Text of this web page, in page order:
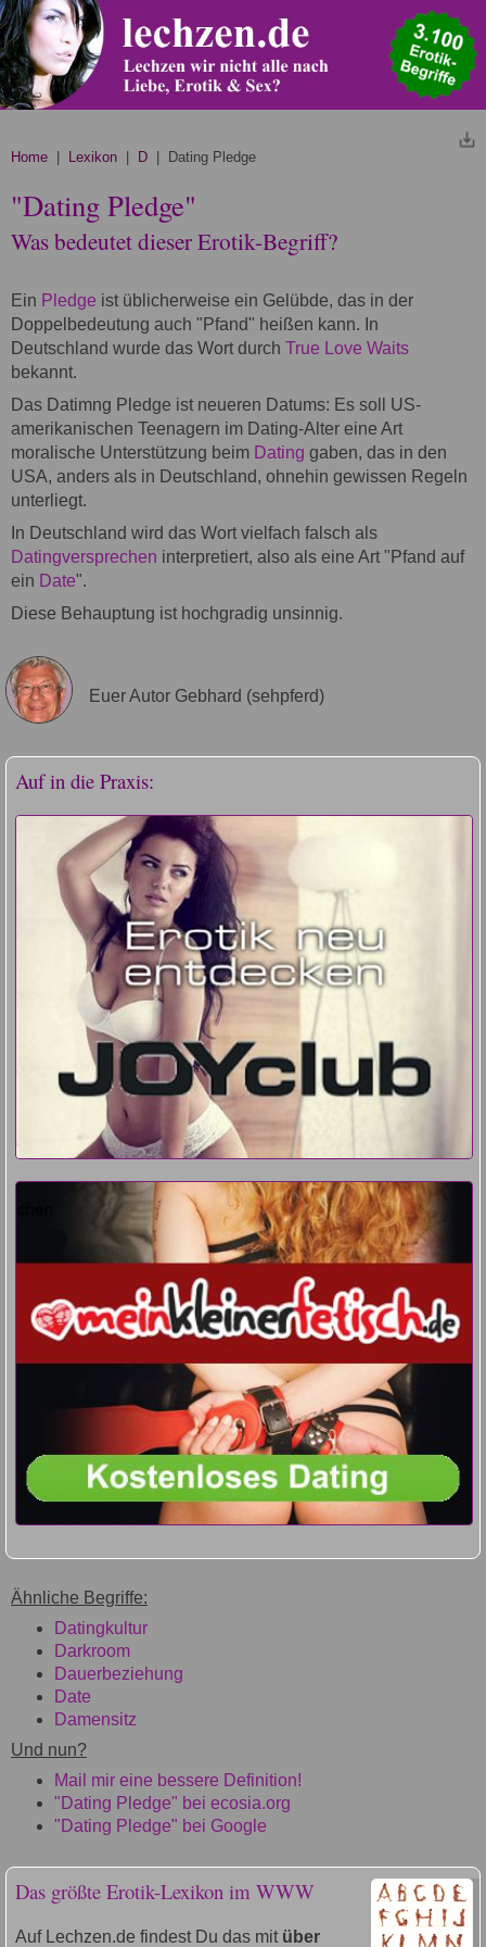
Home Lexikon D | Dating Pledge
"Dating Pledge"
Was bedeutet dieser Erotik-Begriff?
Ein Pledge ist üblicherweise ein Gelübde, das in der
Doppelbedeutung auch "Pfand" heißen kann. In
Deutschland wurde das Wort durch True Love Waits
bekannt.
Das Datimng Pledge ist neueren Datums: Es soll US-
amerikanischen Teenagern im Dating-Alter eine Art
moralische Unterstützung beim Dating gaben, das in den
USA, anders als in Deutschland, ohnehin gewissen Regeln
unterliegt.
In Deutschland wird das Wort vielfach falsch als
Datingversprechen interpretiert, also als eine Art "Pfand auf
ein Date".
Diese Behauptung ist hochgradig unsinnig.
Euer Autor Gebhard (sehpferd)
Auf in die Praxis:
Ähnliche Begriffe:
Datingkultur
Darkroom
Dauerbeziehung
Date
Damensitz
Und nun?
Mail mir eine bessere Definition!
"Dating Pledge" bei ecosia.org
"Dating Pledge" bei Google
Das größte Erotik-Lexikon im WWW
Auf Lechzen.de findest Du das mit über